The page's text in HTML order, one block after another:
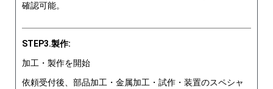
確認可能。
STEP3.製作:
加工・製作を開始
依頼受付後、部品加工・金属加工・試作・装置のスペシャ